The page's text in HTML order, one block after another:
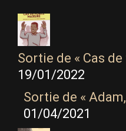
Sortie de « Cas
19/01/2022
Sortie de «
01/04/2021